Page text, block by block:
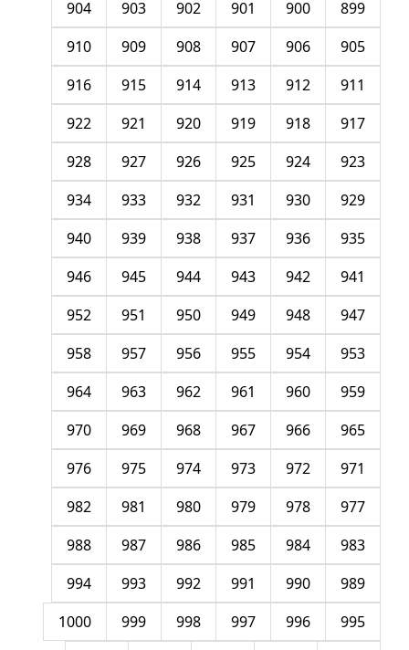
899
900
901
902
903
904
905
906
907
908
909
910
911
912
913
914
915
916
917
918
919
920
921
922
923
924
925
926
927
928
929
930
931
932
933
934
935
936
937
938
939
940
941
942
943
944
945
946
947
948
949
950
951
952
953
954
955
956
957
958
959
960
961
962
963
964
965
966
967
968
969
970
971
972
973
974
975
976
977
978
979
980
981
982
983
984
985
986
987
988
989
990
991
992
993
994
995
996
997
998
999
1000